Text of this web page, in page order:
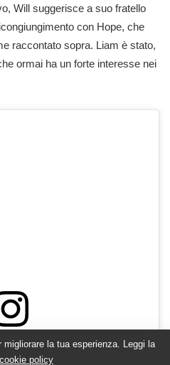
Will suggerisce a suo fratello
con Hope, che
raccontato sopra. Liam è stato,
ormai ha un forte interesse nei
post su Instagram
migliorare la tua esperienza. Leggi la
cookie policy